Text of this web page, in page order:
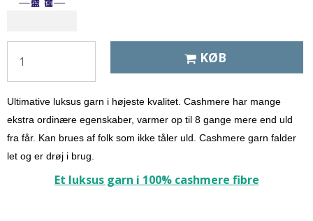
KØB
Ultimative luksus garn i højeste kvalitet. Cashmere har mange
ekstra ordinære egenskaber, varmer op til 8 gange mere end uld
fra får. Kan brues af folk som ikke tåler uld. Cashmere garn falder
let og er drøj i brug.
Et luksus garn i 100% cashmere fibre